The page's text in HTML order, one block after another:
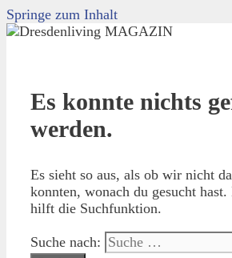
Springe zum Inhalt
Es konnte nichts
werden.
Es sieht so aus, als ob wir nicht
konnten, wonach du gesucht
hilft die Suchfunktion.
Suche nach: